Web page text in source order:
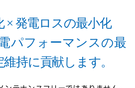
の
ネ
× 発電ロスの最小化
パフォーマンスの最
持に貢献します。